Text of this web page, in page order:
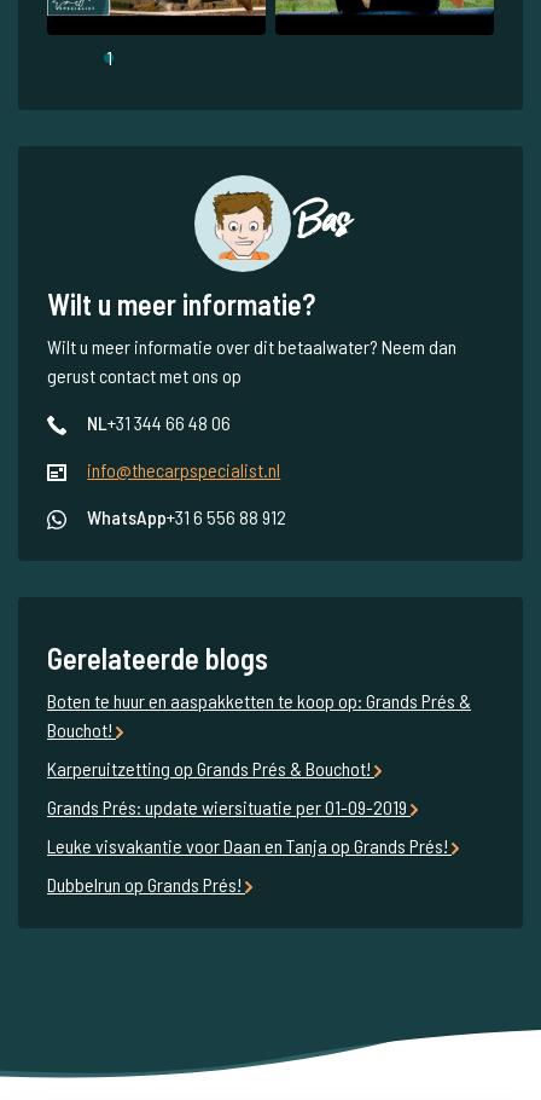
1
Bas
Wilt u meer informatie?
Wilt u meer informatie over dit betaalwater? Neem dan
gerust contact met ons op
NL+31 344 66 48 06
info@thecarpspecialist.nl
WhatsApp+31 6 556 88 912
Gerelateerde blogs
Boten te huur en aaspakketten te koop op: Grands Prés &
Bouchot!
Karperuitzetting op Grands Prés & Bouchot!
Grands Prés: update wiersituatie per 01-09-2019
Leuke visvakantie voor Daan en Tanja op Grands Prés!
Dubbelrun op Grands Prés!